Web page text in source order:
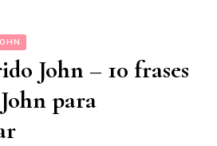
John – 10 frases
para